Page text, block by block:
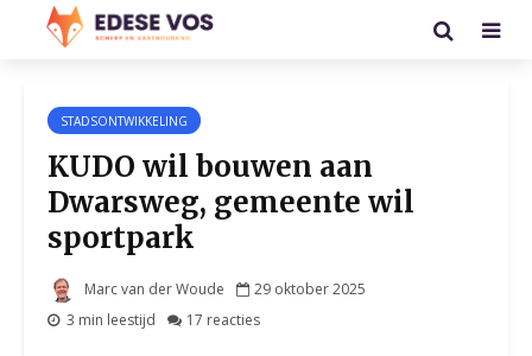
STADSONTWIKKELING
KUDO wil bouwen aan
Dwarsweg, gemeente wil
sportpark
Marc van der Woude
29 oktober 2025
3 min leestijd
17 reacties